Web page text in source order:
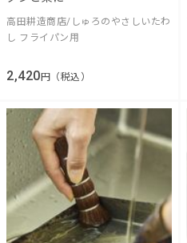
高田耕造商店/しゅろのやさしいたわ
し フライパン用
2,420円（税込）